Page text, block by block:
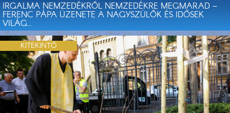
IRGALMA NEMZEDÉKRŐL NEMZEDÉKRE MEGMARAD –
FERENC PÁPA ÜZENETE A NAGYSZÜLŐK ÉS IDŐSEK
VILÁG...
KITEKINTŐ